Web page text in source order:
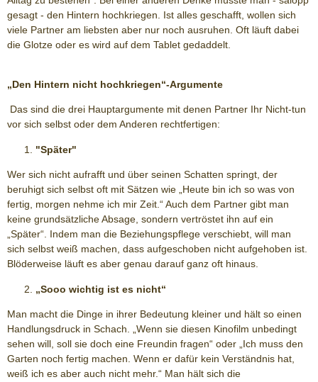
gesagt - den Hintern hochkriegen. Ist alles geschafft, wollen sich
viele Partner am liebsten aber nur noch ausruhen. Oft läuft dabei
die Glotze oder es wird auf dem Tablet gedaddelt.
„Den Hintern nicht hochkriegen“-Argumente
Das sind die drei Hauptargumente mit denen Partner Ihr Nicht-tun
vor sich selbst oder dem Anderen rechtfertigen:
"Später"
Wer sich nicht aufrafft und über seinen Schatten springt, der
beruhigt sich selbst oft mit Sätzen wie „Heute bin ich so was von
fertig, morgen nehme ich mir Zeit.“ Auch dem Partner gibt man
keine grundsätzliche Absage, sondern vertröstet ihn auf ein
„Später“. Indem man die Beziehungspflege verschiebt, will man
sich selbst weiß machen, dass aufgeschoben nicht aufgehoben ist.
Blöderweise läuft es aber genau darauf ganz oft hinaus.
„Sooo wichtig ist es nicht“
Man macht die Dinge in ihrer Bedeutung kleiner und hält so einen
Handlungsdruck in Schach. „Wenn sie diesen Kinofilm unbedingt
sehen will, soll sie doch eine Freundin fragen“ oder „Ich muss den
Garten noch fertig machen. Wenn er dafür kein Verständnis hat,
weiß ich es aber auch nicht mehr.“ Man hält sich die